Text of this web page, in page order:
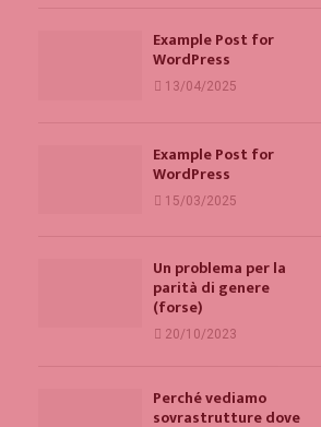
Example Post for
WordPress
13/04/2025
Example Post for
WordPress
15/03/2025
Un problema per la
parità di genere
(forse)
20/10/2023
Perché vediamo
sovrastrutture dove